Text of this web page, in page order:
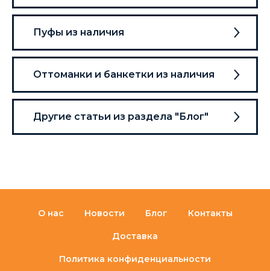
Пуфы из наличия
Оттоманки и банкетки из наличия
Другие статьи из раздела "Блог"
О нас Новости Блог Контакты
Доставка
Политика конфиденциальности